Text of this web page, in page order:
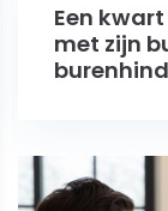
Een
met zijn